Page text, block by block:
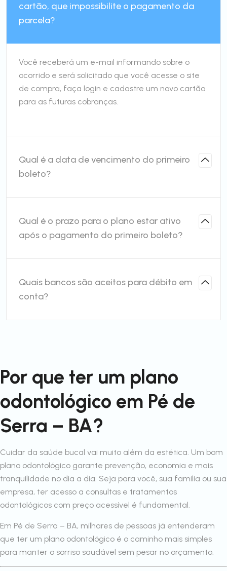
cartão, que impossibilite o pagamento da
parcela?
Você receberá um e-mail informando sobre o
ocorrido e será solicitado que você acesse o site
de compra, faça login e cadastre um novo cartão
para as futuras cobranças.
Qual é a data de vencimento do primeiro
boleto?
Qual é o prazo para o plano estar ativo
após o pagamento do primeiro boleto?
Quais bancos são aceitos para débito em
conta?
Por que ter um plano
odontológico em Pé de
Serra – BA?
Cuidar da saúde bucal vai muito além da estética. Um bom
plano odontológico garante prevenção, economia e mais
tranquilidade no dia a dia. Seja para você, sua família ou sua
empresa, ter acesso a consultas e tratamentos
odontológicos com preço acessível é fundamental.
Em Pé de Serra – BA, milhares de pessoas já entenderam
que ter um plano odontológico é o caminho mais simples
para manter o sorriso saudável sem pesar no orçamento.